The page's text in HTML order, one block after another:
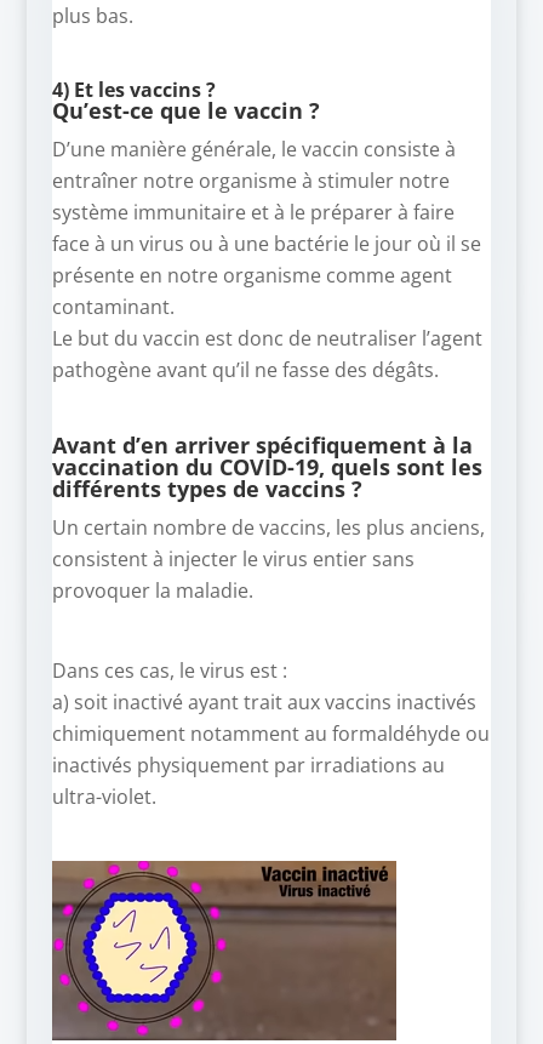
plus bas.
4) Et les vaccins ?
Qu’est-ce que le vaccin ?
D’une manière générale, le vaccin consiste à
entraîner notre organisme à stimuler notre
système immunitaire et à le préparer à faire
face à un virus ou à une bactérie le jour où il se
présente en notre organisme comme agent
contaminant.
Le but du vaccin est donc de neutraliser l’agent
pathogène avant qu’il ne fasse des dégâts.
Avant d’en arriver spécifiquement à la
vaccination du COVID-19, quels sont les
différents types de vaccins ?
Un certain nombre de vaccins, les plus anciens,
consistent à injecter le virus entier sans
provoquer la maladie.
Dans ces cas, le virus est :
a) soit inactivé ayant trait aux vaccins inactivés
chimiquement notamment au formaldéhyde ou
inactivés physiquement par irradiations au
ultra-violet.